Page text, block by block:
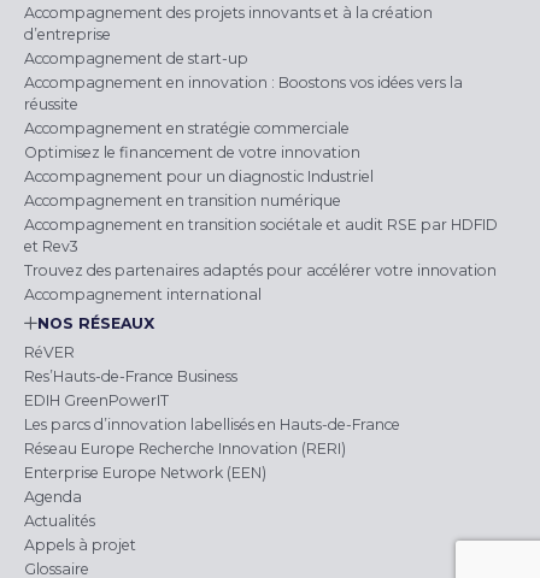
Accompagnement des projets innovants et à la création
d’entreprise
Accompagnement de start-up
Accompagnement en innovation : Boostons vos idées vers la
réussite
Accompagnement en stratégie commerciale
Optimisez le financement de votre innovation
Accompagnement pour un diagnostic Industriel
Accompagnement en transition numérique
Accompagnement en transition sociétale et audit RSE par HDFID
et Rev3
Trouvez des partenaires adaptés pour accélérer votre innovation
Accompagnement international
NOS RÉSEAUX
RéVER
Res’Hauts-de-France Business
EDIH GreenPowerIT
Les parcs d’innovation labellisés en Hauts-de-France
Réseau Europe Recherche Innovation (RERI)
Enterprise Europe Network (EEN)
Agenda
Actualités
Appels à projet
Glossaire